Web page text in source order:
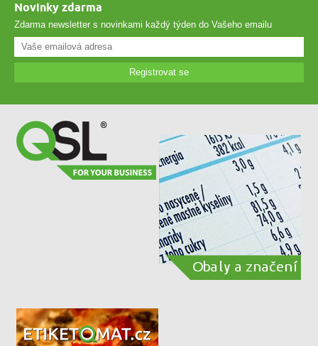
Novinky zdarma
Zdarma newsletter s novinkami každý týden do Vašeho emailu
Registrovat se